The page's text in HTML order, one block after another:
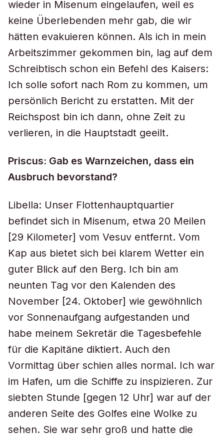
wieder in Misenum eingelaufen, weil es
keine Überlebenden mehr gab, die wir
hätten evakuieren können. Als ich in mein
Arbeitszimmer gekommen bin, lag auf dem
Schreibtisch schon ein Befehl des Kaisers:
Ich solle sofort nach Rom zu kommen, um
persönlich Bericht zu erstatten. Mit der
Reichspost bin ich dann, ohne Zeit zu
verlieren, in die Hauptstadt geeilt.
Priscus: Gab es Warnzeichen, dass ein
Ausbruch bevorstand?
Libella: Unser Flottenhauptquartier
befindet sich in Misenum, etwa 20 Meilen
[29 Kilometer] vom Vesuv entfernt. Vom
Kap aus bietet sich bei klarem Wetter ein
guter Blick auf den Berg. Ich bin am
neunten Tag vor den Kalenden des
November [24. Oktober] wie gewöhnlich
vor Sonnenaufgang aufgestanden und
habe meinem Sekretär die Tagesbefehle
für die Kapitäne diktiert. Auch den
Vormittag über schien alles normal. Ich war
im Hafen, um die Schiffe zu inspizieren. Zur
siebten Stunde [gegen 12 Uhr] war auf der
anderen Seite des Golfes eine Wolke zu
sehen. Sie war sehr groß und hatte die